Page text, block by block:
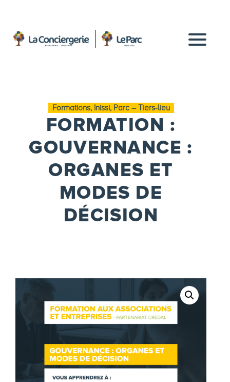
Formations, Inissi, Parc – Tiers-lieu
FORMATION :
GOUVERNANCE :
ORGANES ET
MODES DE
DÉCISION